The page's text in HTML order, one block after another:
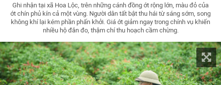
Ghi nhận tại xã Hoa Lộc, trên những cánh đồng ớt rộng lớn, màu đỏ của
ớt chín phủ kín cả một vùng. Người dân tất bật thu hái từ sáng sớm, song
không khí lại kém phần phấn khởi. Giá ớt giảm ngay trong chính vụ khiến
nhiều hộ đắn đo, thậm chí thu hoạch cầm chừng.